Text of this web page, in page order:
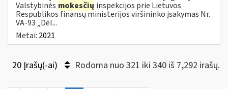
Valstybinės mokesčių inspekcijos prie Lietuvos
Respublikos finansų ministerijos viršininko įsakymas Nr.
VA-93 „Dėl...
Metai: 2021
20 Įrašų(-ai) Rodoma nuo 321 iki 340 iš 7,292 irašų.